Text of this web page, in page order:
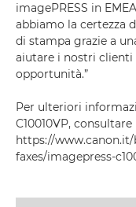
imagePRESS in
abbiamo la certezza
di stampa grazie a
aiutare i nostri clienti
opportunità.”
Per ulteriori
C10010VP,
https://
faxes/imagepress-